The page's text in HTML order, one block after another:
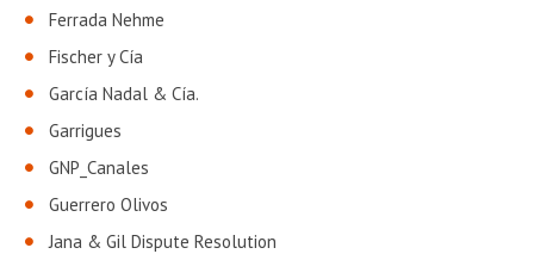
Ferrada Nehme
Fischer y Cía
García Nadal & Cía.
Garrigues
GNP_Canales
Guerrero Olivos
Jana & Gil Dispute Resolution